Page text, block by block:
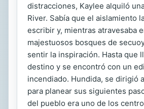
distracciones, Kaylee alquiló
River. Sabía que el aislamiento
escribir y, mientras atravesaba
majestuosos bosques de
sentir la inspiración. Hasta que
destino y se encontró con un
incendiado. Hundida, se dirigió
para planear sus siguientes
del pueblo era uno de los